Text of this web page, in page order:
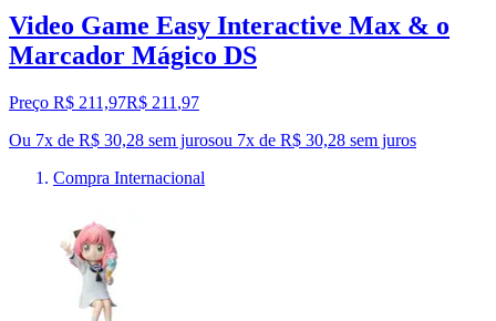
Video Game Easy Interactive Max & o
Marcador Mágico DS
Preço R$ 211,97R$ 211 ,97
Ou 7x de R$ 30,28 sem jurosou 7x de R$ 30,28 sem juros
Compra Internacional